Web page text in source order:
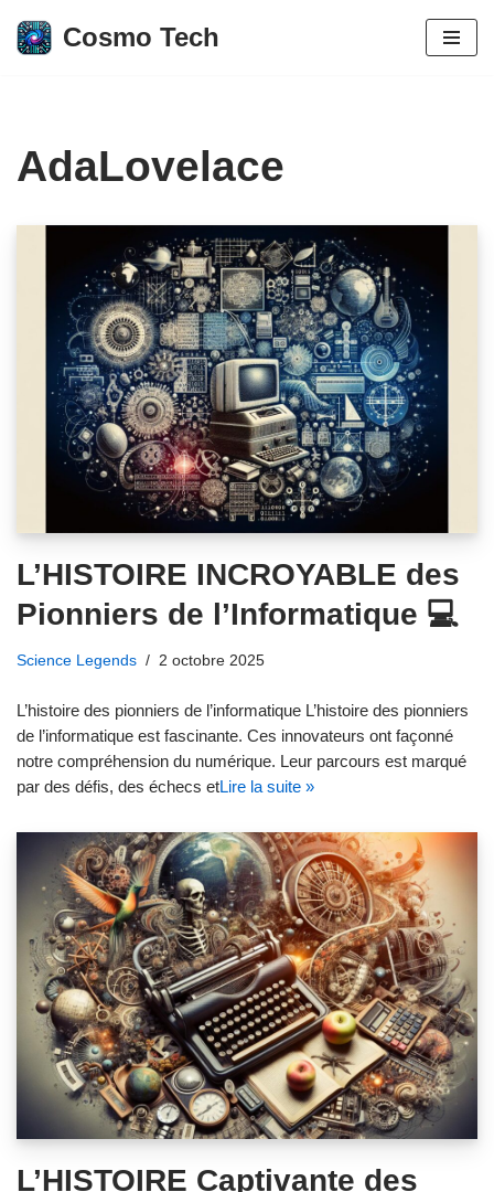
Aller
Cosmo Tech
AdaLovelace
L’HISTOIRE INCROYABLE des
Pionniers de l’Informatique 💻
Science Legends 2 octobre 2025
L’histoire des pionniers de l’informatique L’histoire des pionniers
de l’informatique est fascinante. Ces innovateurs ont façonné
notre compréhension du numérique. Leur parcours est marqué
par des défis, des échecs etLire la suite »
L’HISTOIRE Captivante des